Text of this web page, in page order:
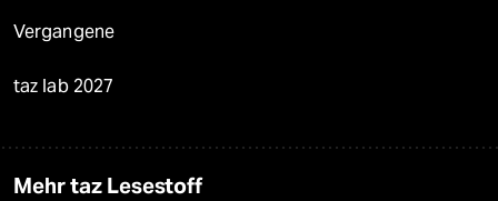
Vergangene
taz lab 2027
Mehr taz Lesestoff